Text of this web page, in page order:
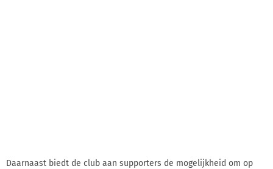
Daarnaast biedt de club aan supporters de mogelijkheid om op